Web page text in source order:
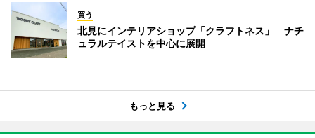
買う
北見にインテリアショップ「クラフトネス」 ナチ
ュラルテイストを中心に展開
もっと見る